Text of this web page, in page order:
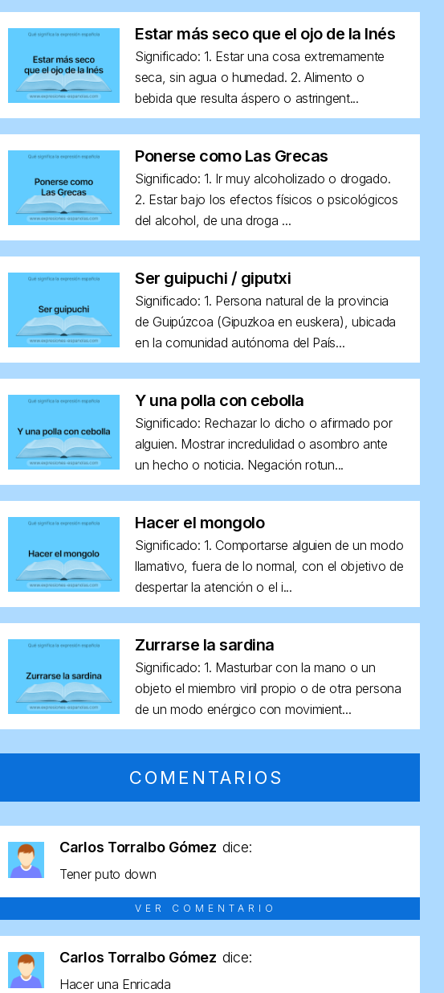
Estar más seco que el ojo de la Inés
Significado: 1. Estar una cosa extremamente
seca, sin agua o humedad. 2. Alimento o
bebida que resulta áspero o astringent...
Ponerse como Las Grecas
Significado: 1. Ir muy alcoholizado o drogado.
2. Estar bajo los efectos físicos o psicológicos
del alcohol, de una droga ...
Ser guipuchi / giputxi
Significado: 1. Persona natural de la provincia
de Guipúzcoa (Gipuzkoa en euskera), ubicada
en la comunidad autónoma del País...
Y una polla con cebolla
Significado: Rechazar lo dicho o afirmado por
alguien. Mostrar incredulidad o asombro ante
un hecho o noticia. Negación rotun...
Hacer el mongolo
Significado: 1. Comportarse alguien de un modo
llamativo, fuera de lo normal, con el objetivo de
despertar la atención o el i...
Zurrarse la sardina
Significado: 1. Masturbar con la mano o un
objeto el miembro viril propio o de otra persona
de un modo enérgico con movimient...
COMENTARIOS
Carlos Torralbo Gómez dice:
Tener puto down
VER COMENTARIO
Carlos Torralbo Gómez dice:
Hacer una Enricada